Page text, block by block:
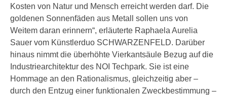
Kosten von Natur und Mensch erreicht werden darf. Die
goldenen Sonnenfäden aus Metall sollen uns von
Weitem daran erinnern“, erläuterte Raphaela Aurelia
Sauer vom Künstlerduo SCHWARZENFELD. Darüber
hinaus nimmt die überhöhte Vierkantsäule Bezug auf die
Industriearchitektur des NOI Techpark. Sie ist eine
Hommage an den Rationalismus, gleichzeitig aber –
durch den Entzug einer funktionalen Zweckbestimmung –